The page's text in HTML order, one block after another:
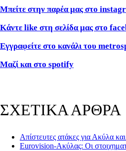
Μπείτε στην παρέα μας στο
Κάντε like στη σελίδα μας στο
Εγγραφείτε στο κανάλι του
Μαζί και στο spotify
ΣΧΕΤΙΚΑ ΑΡΘΡΑ
Απίστευτες ατάκες για Ακύλα
Eurovision-Ακύλας: Οι